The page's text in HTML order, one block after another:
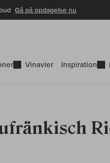
Gå på opdagelse nu
Vinavler Inspiration